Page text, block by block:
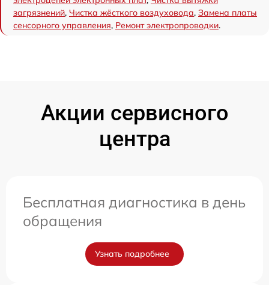
загрязнений, Чистка жёсткого воздуховода, Замена платы
сенсорного управления, Ремонт электропроводки.
Акции сервисного
центра
Бесплатная диагностика в день
обращения
Узнать подробнее